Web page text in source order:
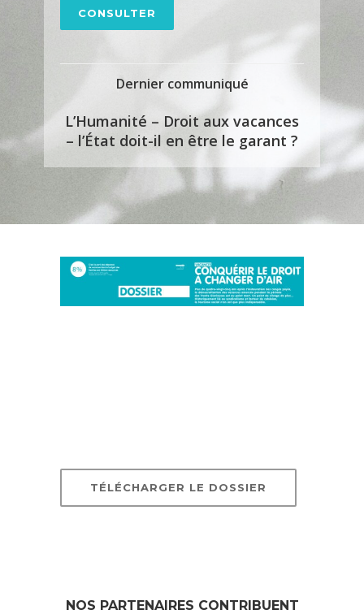
CONSULTER
Dernier communiqué
L’Humanité – Droit aux vacances
– l’État doit-il en être le garant ?
TÉLÉCHARGER LE DOSSIER
NOS PARTENAIRES CONTRIBUENT